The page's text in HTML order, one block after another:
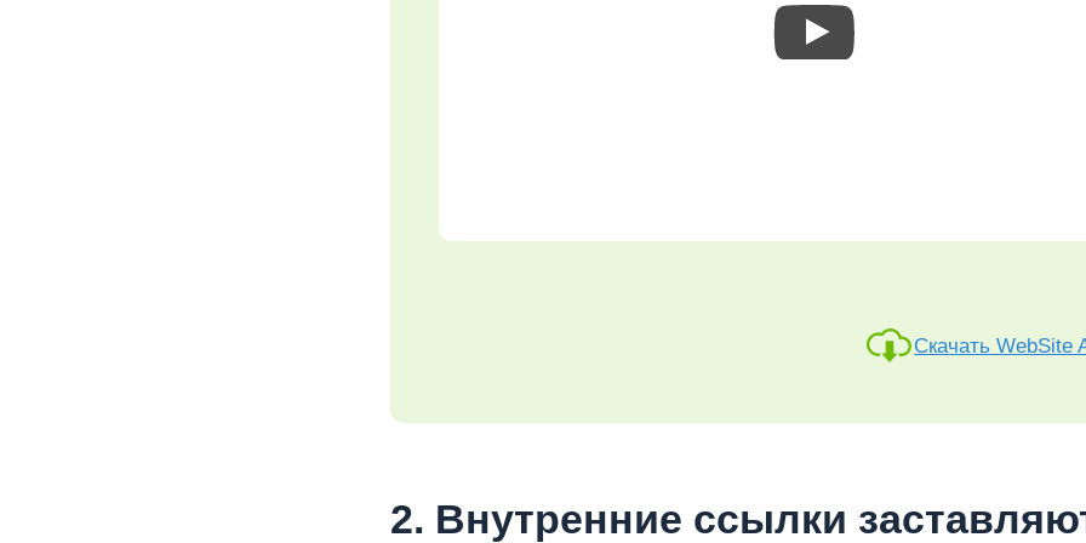
Скачать WebSite
2. Внутренние ссылки